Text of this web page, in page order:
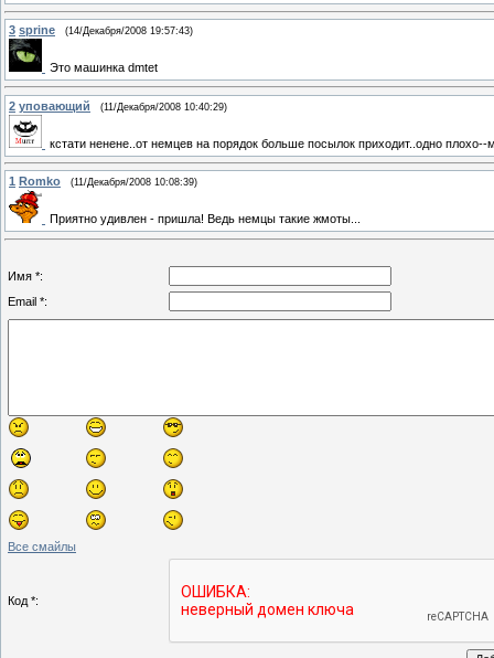
3 sprine (14/Декабря/2008 19:57:43)
Это машинка dmtet
2 уповающий (11/Декабря/2008 10:40:29)
кстати ненене..от немцев на порядок больше посылок приходит..одно
1 Romko (11/Декабря/2008 10:08:39)
Приятно удивлен - пришла! Ведь немцы такие жмоты...
Имя *:
Email *:
Все смайлы
Код *: